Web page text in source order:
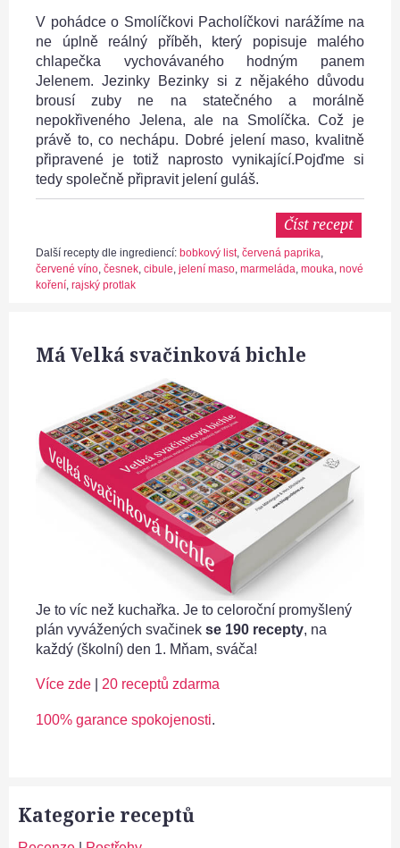
V pohádce o Smolíčkovi Pacholíčkovi narážíme na
ne úplně reálný příběh, který popisuje malého
chlapečka vychovávaného hodným panem
Jelenem. Jezinky Bezinky si z nějakého důvodu
brousí zuby ne na statečného a morálně
nepokřiveného Jelena, ale na Smolíčka. Což je
právě to, co nechápu. Dobré jelení maso, kvalitně
připravené je totiž naprosto vynikající.Pojďme si
tedy společně připravit jelení guláš.
Číst recept
Další recepty dle ingrediencí: bobkový list, červená paprika,
červené víno, česnek, cibule, jelení maso, marmeláda, mouka, nové
koření, rajský protlak
Má Velká svačinková bichle
Je to víc než kuchařka. Je to celoroční promyšlený
plán vyvážených svačinek se 190 recepty, na
každý (školní) den 1. Mňam, sváča!
Více zde 20 receptů zdarma
100% garance spokojenosti.
Kategorie receptů